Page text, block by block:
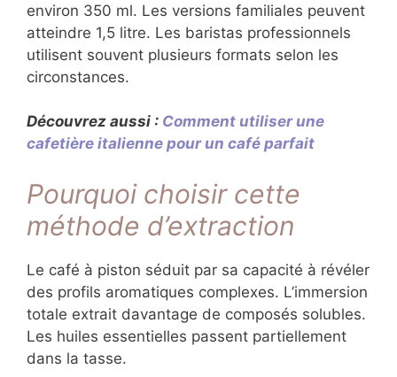
environ 350 ml. Les versions familiales peuvent
atteindre 1,5 litre. Les baristas professionnels
utilisent souvent plusieurs formats selon les
circonstances.
Découvrez aussi : Comment utiliser une
cafetière italienne pour un café parfait
Pourquoi choisir cette
méthode d’extraction
Le café à piston séduit par sa capacité à révéler
des profils aromatiques complexes. L’immersion
totale extrait davantage de composés solubles.
Les huiles essentielles passent partiellement
dans la tasse.